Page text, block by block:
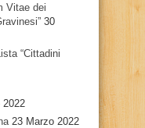
Vitae dei
30
“Cittadini
2022
23 Marzo 2022